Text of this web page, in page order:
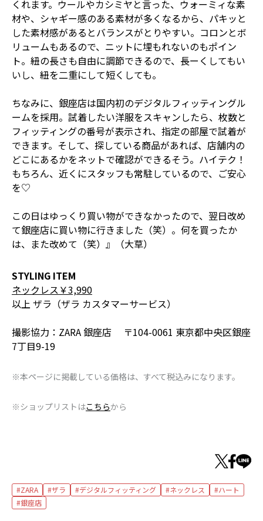
くれます。ウールやカシミヤと言った、ウォーミィな素
材や、シャギー感のある素材が多くなるから、パキッと
した素材感があるとバランスがとりやすい。コロンとボ
リュームもあるので、ニットに埋もれないのもポイン
ト。紐の長さも自由に調節できるので、長ーくしてもい
いし、紐を二重にして短くしても。
ちなみに、銀座店は国内初のデジタルフィッティングル
ームを採用。試着したい洋服をスキャンしたら、枚数と
フィッティングの番号が表示され、指定の部屋で試着が
できます。そして、探している商品があれば、店舗内の
どこにあるかをネットで確認ができるそう。ハイテク！
もちろん、近くにスタッフも常駐しているので、ご安心
を♡
この日はゆっくり買い物ができなかったので、翌日改め
て銀座店に買い物に行きました（笑）。何を買ったか
は、また改めて（笑）』（大草）
STYLING ITEM
ネックレス￥3,990
以上 ザラ（ザラ カスタマーサービス）
撮影協力：ZARA 銀座店 〒104-0061 東京都中央区銀座
7丁目9-19
※本ページに掲載している価格は、すべて税込みになります。
※ショップリストはこちらから
ZARA ザラ デジタルフィッティング ネックレス
ハート
銀座店